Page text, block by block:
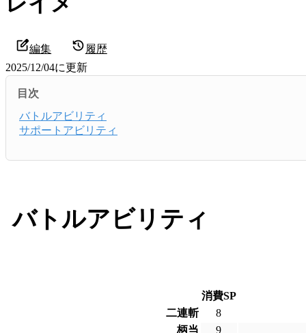
編集
履歴
2025/12/04に更新
目次
バトルアビリティ
サポートアビリティ
バトルアビリティ
消費SP
二連斬
8
柄当
9